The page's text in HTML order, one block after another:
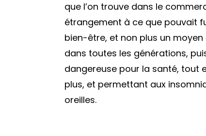
que l’on trouve dans le
étrangement à ce que pouvait
bien-être, et non plus un
dans toutes les générations,
dangereuse pour la santé, tout
plus, et permettant aux
oreilles.